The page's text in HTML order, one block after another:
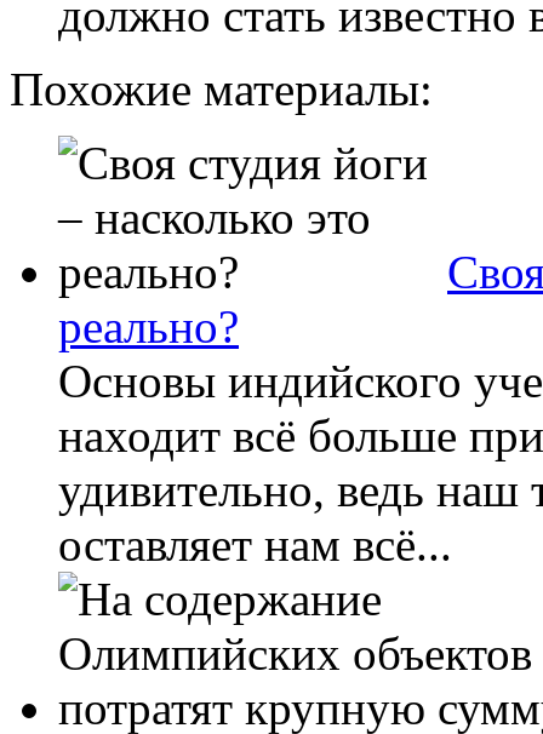
должно стать известно
Похожие материалы:
реально?
Основы индийского
находит всё больше
удивительно, ведь наш
оставляет нам всё...